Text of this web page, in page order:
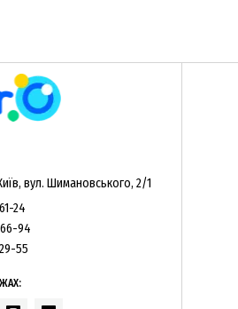
вул. Шимановського, 2/1
24
94
55